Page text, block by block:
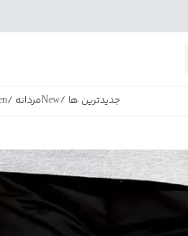
جدیدترین ها /
Newمردانه /